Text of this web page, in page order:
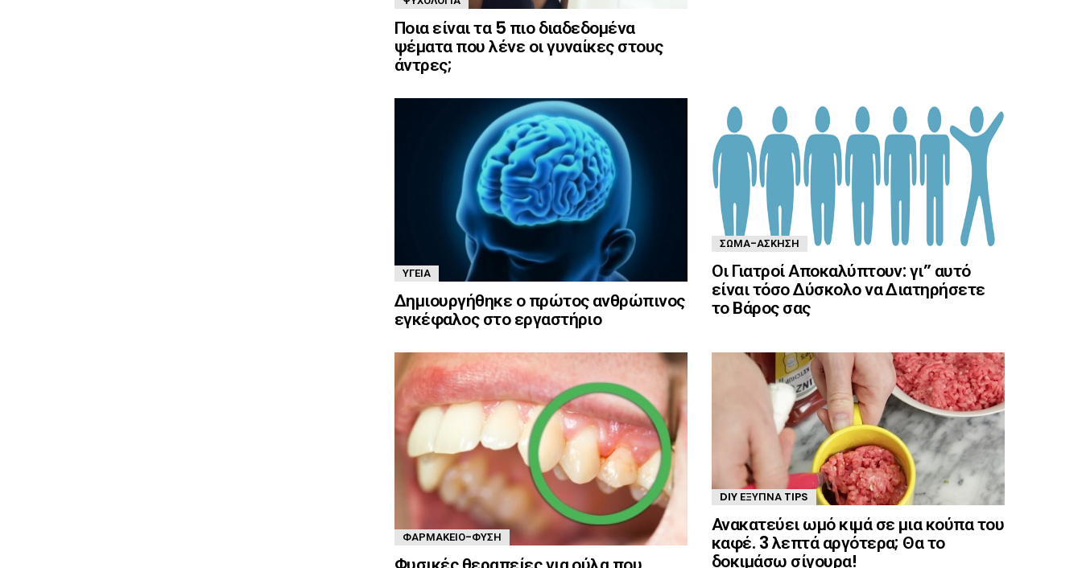
Ποια είναι τα 5 πιο διαδεδομένα
ψέματα που λένε οι γυναίκες στους
άντρες;
ΥΓΕΊΑ
Δημιουργήθηκε ο πρώτος ανθρώπινος
εγκέφαλος στο εργαστήριο
ΣΏΜΑ-ΆΣΚΗΣΗ
Οι Γιατροί Αποκαλύπτουν: γι” αυτό
είναι τόσο Δύσκολο να Διατηρήσετε
το Βάρος σας
ΦΑΡΜΑΚΕΊΟ-ΦΎΣΗ
DIY ΈΞΥΠΝΑ TIPS
Ανακατεύει ωμό κιμά σε μια κούπα του
καφέ. 3 λεπτά αργότερα; Θα το
δοκιμάσω σίγουρα!